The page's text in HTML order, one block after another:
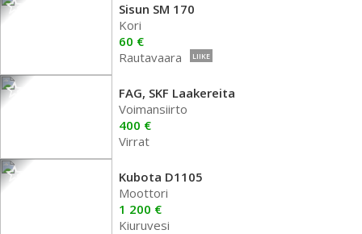
Sisun SM 170
Kori
60 €
Rautavaara
LIIKE
FAG, SKF Laakereita
Voimansiirto
400 €
Virrat
Kubota D1105
Moottori
1 200 €
Kiuruvesi